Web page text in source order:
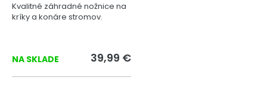
Kvalitné záhradné nožnice na
kríky a konáre stromov.
NA SKLADE 39,99 €